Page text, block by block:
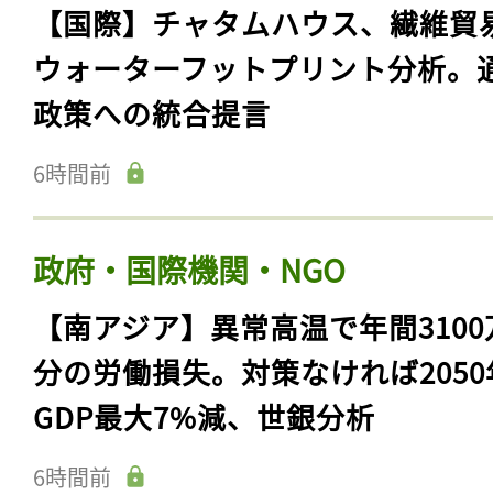
【国際】チャタムハウス、繊維貿
ウォーターフットプリント分析。
政策への統合提言
6時間前
政府・国際機関・NGO
【南アジア】異常高温で年間
分の労働損失。対策なければ
GDP最大7%減、世銀分析
6時間前